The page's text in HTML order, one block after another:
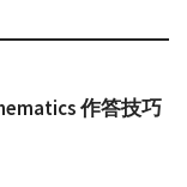
作答技巧